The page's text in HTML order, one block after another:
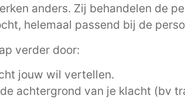
anders. Zij behandelen de
helemaal passend bij de
verder door:
jouw wil vertellen.
achtergrond van je klacht (bv